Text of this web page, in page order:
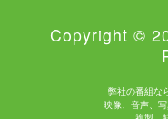
Copyright ©
弊社の番組な
映像、音声、